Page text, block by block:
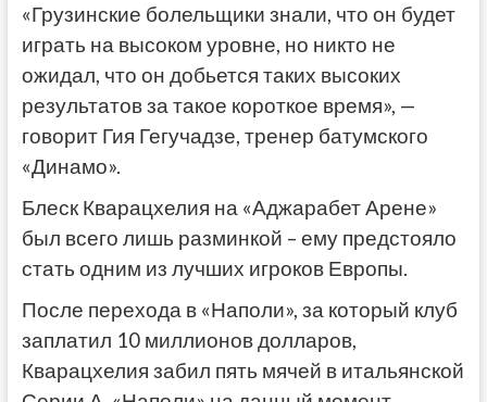
«Грузинские болельщики знали, что он будет
играть на высоком уровне, но никто не
ожидал, что он добьется таких высоких
результатов за такое короткое время», —
говорит Гия Гегучадзе, тренер батумского
«Динамо».
Блеск Кварацхелия на «Аджарабет Арене»
был всего лишь разминкой – ему предстояло
стать одним из лучших игроков Европы.
После перехода в «Наполи», за который клуб
заплатил 10 миллионов долларов,
Кварацхелия забил пять мячей в итальянской